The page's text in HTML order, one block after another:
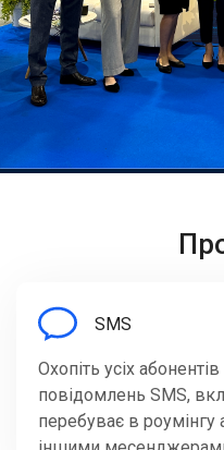
SMS
Охопіть усіх
повідомлень SMS,
перебуває в роумінгу